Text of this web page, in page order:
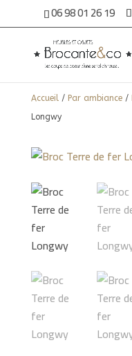
06 98 01 26 19
Accueil/ Par ambiance/
Longwy